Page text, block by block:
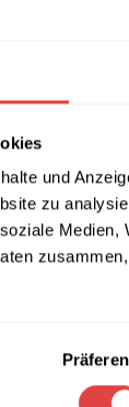
und
zu
und
Akzente.
der
das
Fall